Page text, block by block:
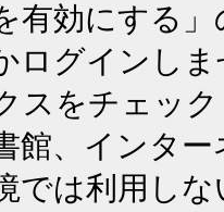
有効にする
ログインし
スをチェッ
館、インタ
では利用し